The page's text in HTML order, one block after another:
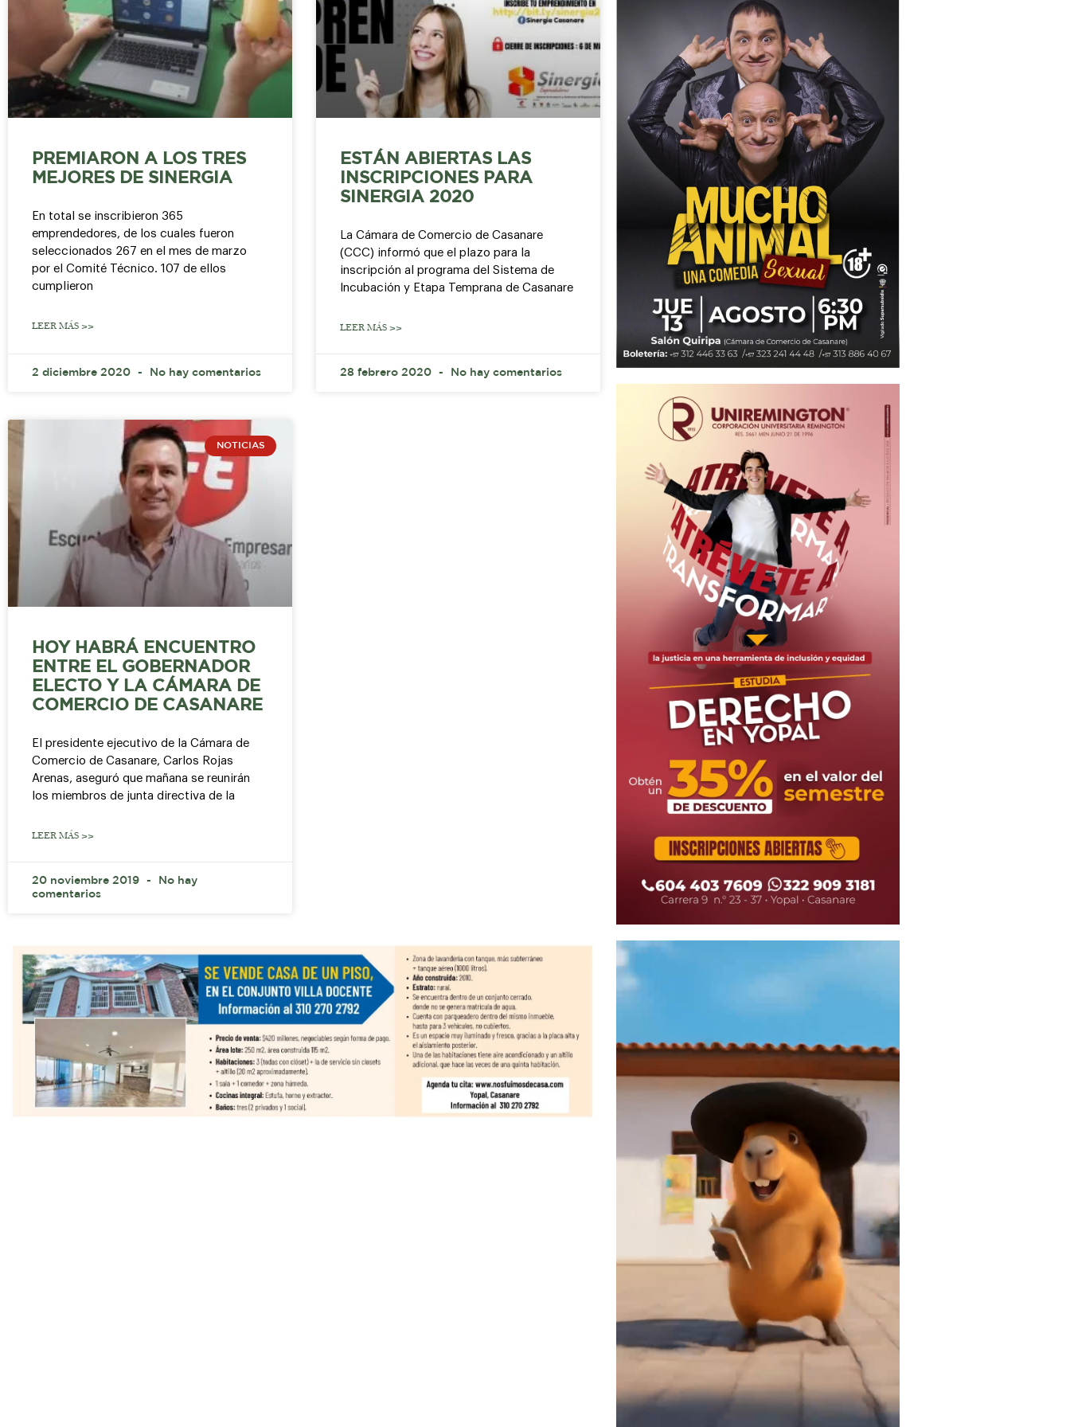
PREMIARON A LOS TRES
MEJORES DE SINERGIA
En total se inscribieron 365
emprendedores, de los cuales fueron
seleccionados 267 en el mes de marzo
por el Comité Técnico. 107 de ellos
cumplieron
LEER MÁS >>
2 diciembre 2020 No hay comentarios
ESTÁN ABIERTAS LAS
INSCRIPCIONES PARA
SINERGIA 2020
La Cámara de Comercio de Casanare
(CCC) informó que el plazo para la
inscripción al programa del Sistema de
Incubación y Etapa Temprana de Casanare
LEER MÁS >>
28 febrero 2020 No hay comentarios
NOTICIAS
HOY HABRÁ ENCUENTRO
ENTRE EL GOBERNADOR
ELECTO Y LA CÁMARA DE
COMERCIO DE CASANARE
El presidente ejecutivo de la Cámara de
Comercio de Casanare, Carlos Rojas
Arenas, aseguró que mañana se reunirán
los miembros de junta directiva de la
LEER MÁS >>
20 noviembre 2019
No hay
comentarios